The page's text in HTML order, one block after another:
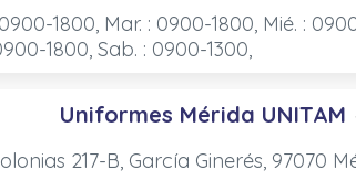
1800, Mar. : 0900-1800, Mié. :
1800, Sab. : 0900-1300,
Uniformes Mérida UNITAM
217-B, García Ginerés, 97070